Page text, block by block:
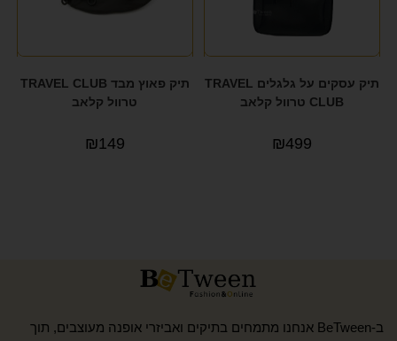
תיק עסקים על גלגלים TRAVEL
CLUB טרוול קלאב
₪499
תיק פאוץ מבד TRAVEL CLUB
טרוול קלאב
₪149
ב-BeTween אנחנו מתמחים בתיקים ואביזרי אופנה מעוצבים, תוך